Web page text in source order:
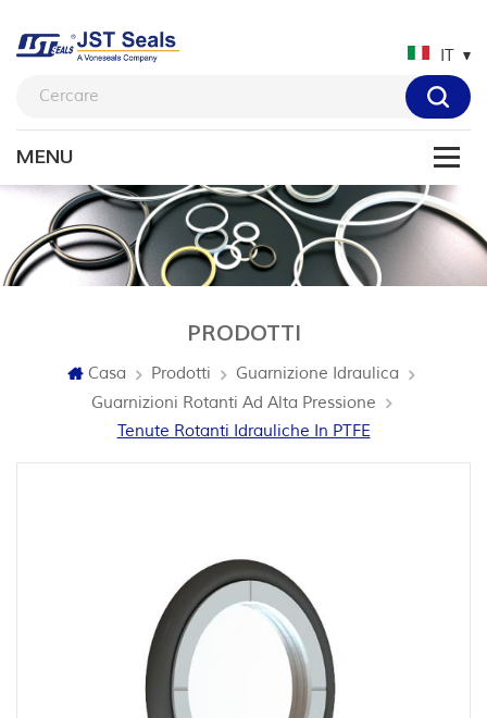
IT
PRODOTTI
Casa Prodotti
Guarnizione Idraulica
Guarnizioni Rotanti Ad Alta Pressione
Tenute Rotanti Idrauliche In PTFE